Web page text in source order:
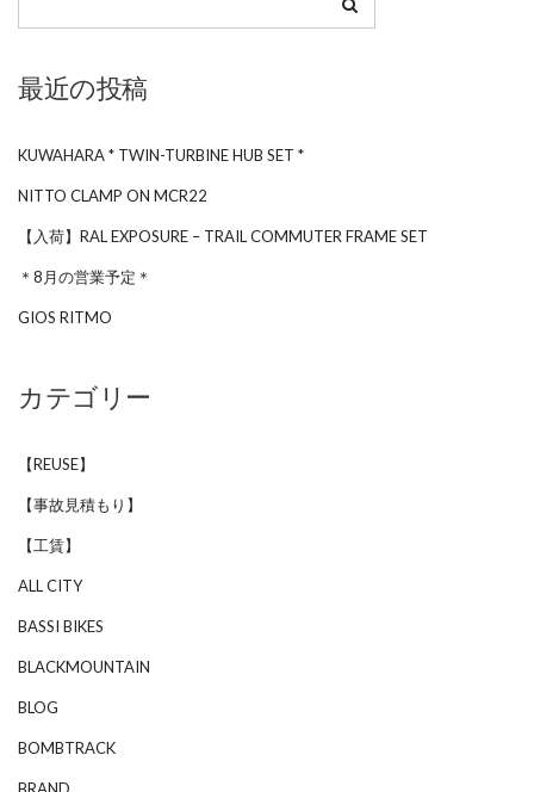
最近の投稿
KUWAHARA * TWIN-TURBINE HUB SET *
NITTO CLAMP ON MCR22
【入荷】RAL EXPOSURE – TRAIL COMMUTER FRAME SET
＊8月の営業予定＊
GIOS RITMO
カテゴリー
【REUSE】
【事故見積もり】
【工賃】
ALL CITY
BASSI BIKES
BLACKMOUNTAIN
BLOG
BOMBTRACK